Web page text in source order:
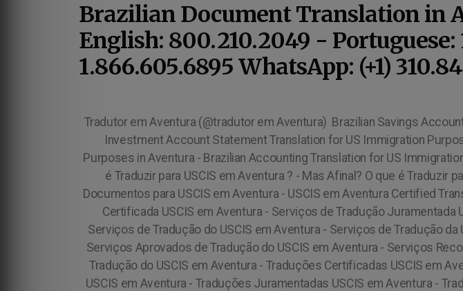
Brazilian Document Translation in
English: 800.210.2049 - Portuguese:
1.866.605.6895 WhatsApp: (+1)
Tradutor em Aventura (@tradutor em Aventura) Brazilian Savings Account Statement Translation for US Immigration Purposes in Aventura - Brazilian Investment Account Statement Translation for US Immigration Purposes in Aventura - Brazilian Balance Sheet Translation for US Immigration Purposes in Aventura - Brazilian Accounting Translation for US Immigration Purposes in Aventura - Traduzir para o USCIS em Aventura - Afinal? O Que é Traduzir para USCIS em Aventura ? - Mas Afinal? O que é Traduzir para USCIS em Aventura ? - Traduzir para a USCIS em Aventura - Traduzir Documentos para USCIS em Aventura - USCIS em Aventura Certified Translations - Certified USCIS em Aventura Translations - Serviços de Tradução Certificada USCIS em Aventura - Serviços de Tradução Juramentada USCIS em Aventura - Serviços de Tradução Oficial USCIS em Aventura - Serviços de Tradução do USCIS em Aventura - Serviços de Tradução da USCIS em Aventura - Serviços de Tradução Junto ao USCIS em Aventura - Serviços Aprovados de Tradução do USCIS em Aventura - Serviços Reconhecidos de Tradução do USCIS em Aventura - Serviços Credenciados de Tradução do USCIS em Aventura - Traduções Certificadas USCIS em Aventura - Tradução Certificada USCIS em Aventura - Tradução Juramentada USCIS em Aventura - Traduções Juramentadas USCIS em Aventura - Traduções Certificadas Para o USCIS em Aventura - Traduções Oficiais Para o USCIS em Aventura - Traduções Oficiais USCIS em Aventura - Extrato de Conta Bancária para USCIS em Aventura - Imposto de Renda Brasileiro para USCIS em Aventura - Carteira de Identidade para USCIS em Aventura - Carteira Profissional para USCIS em Aventura - CRE para USCIS em Aventura - CFESS para USCIS em Aventura - CONFEF para USCIS em Aventura - CFBio para USCIS em Aventura - CNS para USCIS em Aventura - CNE para USCIS em Aventura - MEC para USCIS em Aventura - CEE para USCIS em Aventura - COFFITO para USCIS em Aventura - CREFITO para USCIS em Aventura - Carteira Militar para USCIS em Aventura - Carteira de Isenção Militar para USCIS em Aventura - EB2-NIW para USCIS em Aventura - Visto EB2-NIW para USCIS em Aventura - Relatório Médico para USCIS em Aventura - Exame Médico para USCIS em Aventura - Receita Médica para USCIS em Aventura - Documentos Médicos para USCIS em Aventura - Parecer Médico para USCIS em Aventura Tradutor Autorizado da ATA em Aventura Tradutor Credenciado Oficial da ATA em Aventura Tradutor Juramentado Oficial da ATA em Aventura Tradutor Certificado Oficial da ATA em Aventura, Traduções Juramentadas USCIS em Aventura - Traduções Certificadas USCIS em Aventura - Traduções Oficiais USCIS em Aventura - USCIS Certified Translations in Aventura - Serviços de Tradução Certificada USCIS em Aventura - Serviços de Tradução Juramentada USCIS em Aventura - Serviços de Tradução Oficial USCIS em Aventura - Traduções Juramentadas Para o USCIS em Aventura - Traduções Oficiais Para o USCIS em Aventura - Perguntas e Respostas Sobre Tradução para USCIS em Aventura Tradução para USCIS (Serviços de Cidadania e Imigração dos EUA) em Aventura - Tradução para o USCIS - Tradução Junto ao USCIS em Aventura - Tradução para Imigração Americana em Aventura, Tradução para Imigração Norte Americana em Aventura - Tradutor para USCIS em Aventura - Tradução para USCIS em Aventura - USCIS Certified Translation in Aventura - Certified USCIS Translation in Aventura, US Immigration Translation in Aventura - Certified Portuguese (Brazil) USCIS Translation in Aventura - Certified Brazil (Portuguese) USCIS Translation in Aventura - Official Portuguese (Brazil) USCIS Translation in Aventura - Certidão Negativa brasileira para fins de imigração em Aventura Diploma Brasileiro para fins de imigração em Aventura Comprovação de Renda para fins de imigração em Aventura Histórico Escolar para fins de imigração em Aventura Carteira de Motorista para fins de imigração em Aventura Documentos Brasileiros para fins de imigração em Aventura Comprovação de Renda para fins de imigração em Aventura Boletim de Ocorrência para fins de imigração em Aventura Declaração para fins de imigração em Aventura Vacina Animal para fins de imigração em Aventura Diário Oficial da União para fins de imigração em Aventura Declaração de Renda para fins de imigração em Aventura Imposto de Renda para fins de imigração em Aventura Extrato de Conta do Fundo de Guarantia - FGTS para fins de imigração em Aventura Green Card para fins de imigração em Aventura Documentos Brasileiros para fins de imigração em Aventura Boletim Policial para fins de imigração em Aventura Ocorrência Policia para fins de imigração em Aventura Antecedente Criminal para fins de imigração em Aventura Comprovante de Transação Bancária para fins de imigração em Aventura Transferências entre Contas